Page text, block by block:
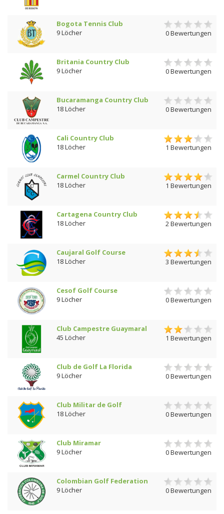
Bogota Tennis Club
9 Löcher
0 Bewertungen
Britania Country Club
9 Löcher
0 Bewertungen
Bucaramanga Country Club
18 Löcher
0 Bewertungen
Cali Country Club
18 Löcher
1 Bewertungen
Carmel Country Club
18 Löcher
1 Bewertungen
Cartagena Country Club
18 Löcher
2 Bewertungen
Caujaral Golf Course
18 Löcher
3 Bewertungen
Cesof Golf Course
9 Löcher
0 Bewertungen
Club Campestre Guaymaral
45 Löcher
1 Bewertungen
Club de Golf La Florida
9 Löcher
0 Bewertungen
Club Militar de Golf
18 Löcher
0 Bewertungen
Club Miramar
9 Löcher
0 Bewertungen
Colombian Golf Federation
9 Löcher
0 Bewertungen